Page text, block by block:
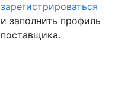
зарегистрироваться
и заполнить профиль
поставщика.